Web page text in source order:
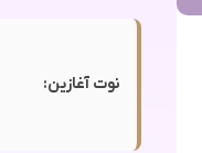
نوت آغازین: